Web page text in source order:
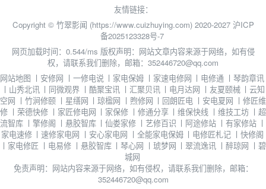
友情链接：
Copyright © 竹翠影闻 (https://www.cuizhuying.com) 2020-2027 沪ICP
备2025123328号-7
网页加载时间：0.544/ms 版权声明：网站文章内容来源于网络，如有侵
权，请联系我们删除，邮箱：352446720@qq.com
网站地图 丨 安修网 丨 一修电说 丨 家电保姆 丨 家速电修网 丨 电修通 丨琴韵章讯
丨 山秀北讯 丨 同微观界 丨 酷聚宝讯 丨 汇聚贝讯 丨 电月达网 丨 友夏颐械 丨云知
空网 丨 竹涧修颐 丨 星缮网 丨琼楹网 丨 煦修网 丨 回朗匠电 丨 安电夏网 丨 修匠维
修 丨 荣德快修 丨 家匠修电网 丨 家保修 丨 修通分享 丨维保快线 丨维技工坊 丨 超
流智库 丨 擎修阁 丨 悬胶智库 丨仙娄家修 丨 艺修百识 丨 阿途修站 丨 有家修站 丨
家电速修 丨 速修家电网 丨 安心家电网 丨 全能家电保姆 丨 电修匠札记 丨 快修阁
丨 家电修匠 丨 电易修 丨 悬胶智库 丨琴心网 丨 琥梦网 丨翠流逸讯 丨醉琼网 丨 碧
城网
免责声明：网站内容来源于网络，如有侵权，请联系我们删除，邮箱：
352446720@qq.com